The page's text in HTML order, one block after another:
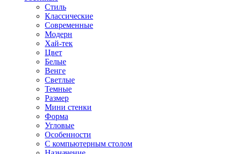
Стиль
Классические
Современные
Модерн
Хай-тек
Цвет
Белые
Венге
Светлые
Темные
Размер
Мини стенки
Форма
Угловые
Особенности
С компьютерным столом